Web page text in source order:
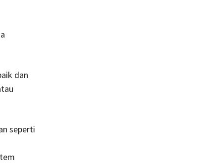
dan
seperti